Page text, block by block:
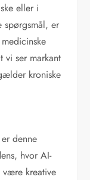
eller i
spørgsmål, er
ser markant
kroniske
denne
hvor AI-
kreative